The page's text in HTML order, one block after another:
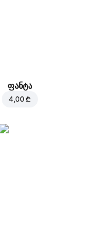
ფანტა
4,00 ₾